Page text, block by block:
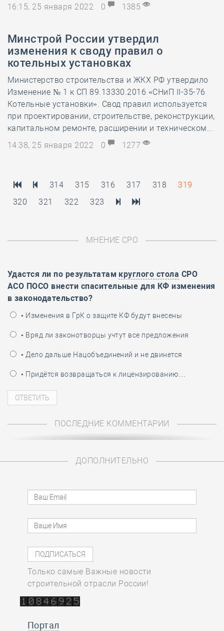
16:15, 25 января 2022
0 1385
Минстрой России утвердил
изменения к своду правил о
котельных установках
Министерство строительства и ЖКХ РФ утвердило
Изменение № 1 к СП 89.13330.2016 «СНиП II-35-76
Котельные установки». Свод правил используется
при проектировании, строительстве, реконструкции,
капитальном ремонте, расширении и техническом...
14:38, 25 января 2022
0 1277
314 315 316 317 318
319
320
321 322 323
МНЕНИЕ СРО
Удастся ли по результатам круглого стола СРО
АСО ПОСО внести спасительные для КФ изменения
в законодательство?
• Изменения в ГрК о защите КФ будут внесены
• Вряд ли законотворцы учтут все предложения
• Дело дальше Нацобъединений и не двинется
• Придётся возвращаться к лицензированию…
ПОСЛЕДНИЕ КОММЕНТАРИИ
ДОПОЛНИТЕЛЬНО
Только самые Важные новости
строительной отрасли России!
Портал